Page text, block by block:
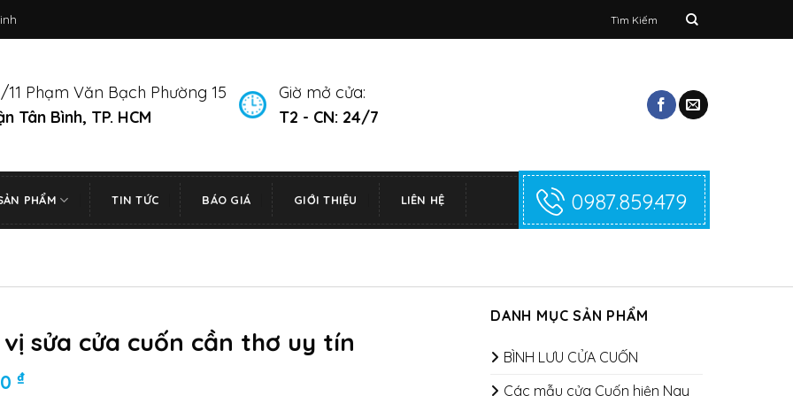
kiếm:
11 Phạm Văn Bạch Phường 15
Tân Bình, TP. HCM
Giờ mở cửa:
T2 - CN: 24/7
PHẨM TIN TỨC BÁO GIÁ GIỚI THIỆU LIÊN HỆ 0987.859.479
DANH MỤC SẢN PHẨM
BÌNH LƯU CỬA CUỐN
Các mẫu cửa Cuốn hiện Nay
sửa cửa cuốn cần thơ uy tín
₫